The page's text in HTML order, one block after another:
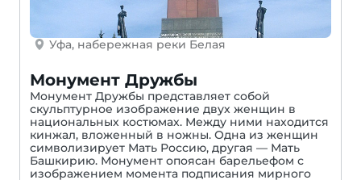
Уфа, набережная реки Белая
Монумент Дружбы
Монумент Дружбы представляет собой
скульптурное изображение двух женщин в
национальных костюмах. Между ними находится
кинжал, вложенный в ножны. Одна из женщин
символизирует Мать Россию, другая — Мать
Башкирию. Монумент опоясан барельефом с
изображением момента подписания мирного